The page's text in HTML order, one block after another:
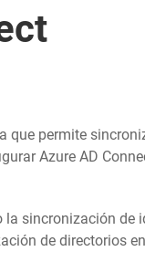
que permite
Azure AD
sincronización
de directorios